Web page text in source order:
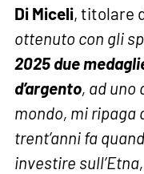
Di Miceli, titolare
ottenuto con gli
2025 due
d’argento, ad uno
mondo, mi ripaga
trent’anni fa
investire